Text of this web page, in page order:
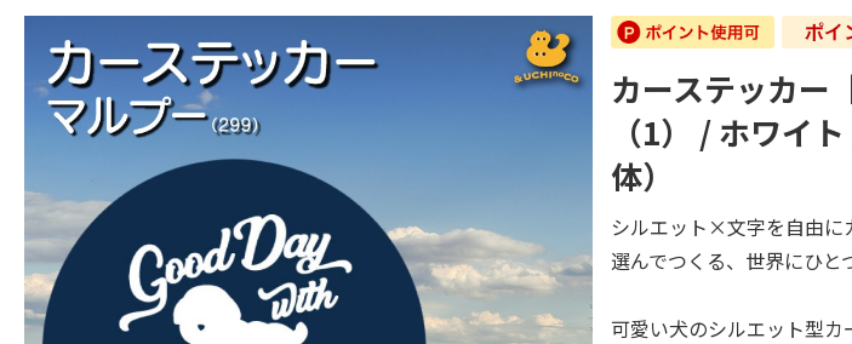
カーステッカー
（1） / ホワイ
体）
シルエット×文字を自由に
選んでつくる、世界にひと
可愛い犬のシルエット型カ